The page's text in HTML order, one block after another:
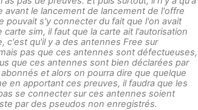
le lancement de lancement de l'offre
s'y connecter du fait que l'on avait
sim, il faut que la carte ait l'autorisation
c'est qu'il y a des antennes Free sur
pas que ces antennes sont défectueuses,
que ces antennes sont bien déclarées par
et alors on pourra dire que quelque
en apportant ces preuves, il faudra que les
se connecter sur ces antennes soient
par des pseudos non enregistrés.